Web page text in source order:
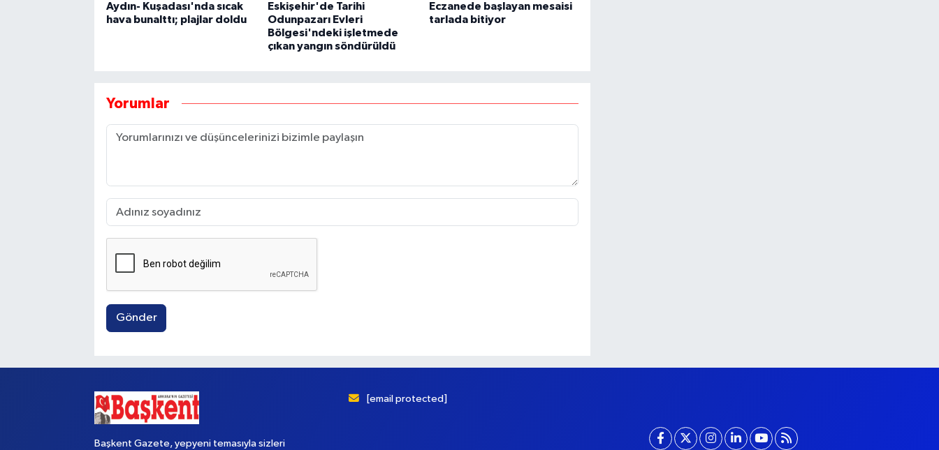
Aydın- Kuşadası'nda sıcak
hava bunalttı; plajlar doldu
Eskişehir'de Tarihi
Odunpazarı Evleri
Bölgesi'ndeki işletmede
çıkan yangın söndürüldü
Eczanede başlayan mesaisi
tarlada bitiyor
Yorumlar
Gönder
Başkent Gazete, yepyeni temasıyla sizleri
[email protected]